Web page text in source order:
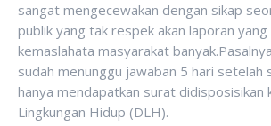
sangat mengecewakan dengan sikap
publik yang tak respek akan laporan
kemaslahata masyarakat
sudah menunggu jawaban 5 hari setelah
hanya mendapatkan surat didisposisikan
Lingkungan Hidup (DLH).